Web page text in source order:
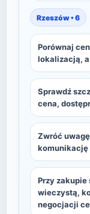
Rzeszów • 6
Porównaj
lokalizacją, a
Sprawdź
cena,
Zwróć
komunikację
Przy zakupie
wieczystą,
negocjacji